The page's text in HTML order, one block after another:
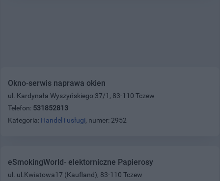
Okno-serwis naprawa okien
ul. Kardynała Wyszyńskiego 37/1, 83-110 Tczew
Telefon: 531852813
Kategoria: Handel i usługi, numer: 2952
eSmokingWorld- elektorniczne Papierosy
ul. ul.Kwiatowa17 (Kaufland), 83-110 Tczew